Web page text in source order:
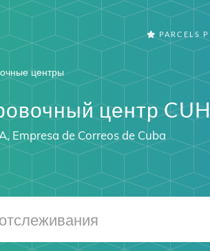
PARCELS
центры
центр
Empresa de Correos de Cuba